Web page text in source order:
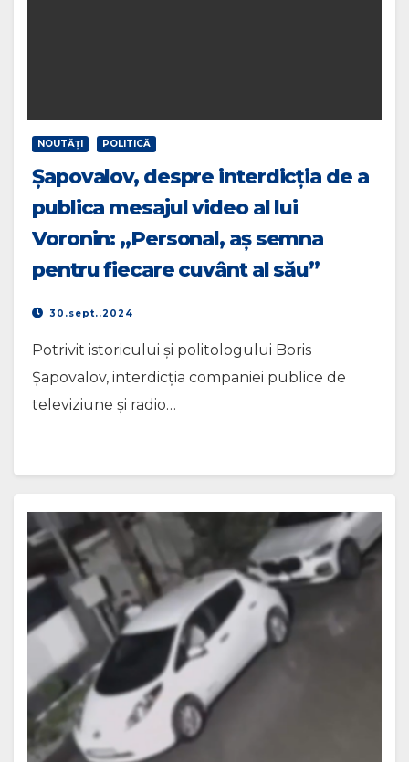
NOUTĂŢI POLITICĂ
Șapovalov, despre interdicția de a
publica mesajul video al lui
Voronin: „Personal, aș semna
pentru fiecare cuvânt al său”
30.sept..2024
Potrivit istoricului și politologului Boris
Șapovalov, interdicția companiei publice de
televiziune și radio…